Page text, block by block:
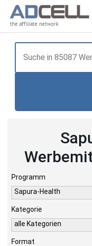
the affiliate network
Programm
Sapura-Health
Kategorie
alle Kategorien
Format